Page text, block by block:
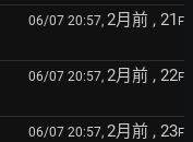
06/07 20:57, 2月前 , 21 F
06/07 20:57, 2月前 , 22F
06/07 20:57, 2月前 , 23F